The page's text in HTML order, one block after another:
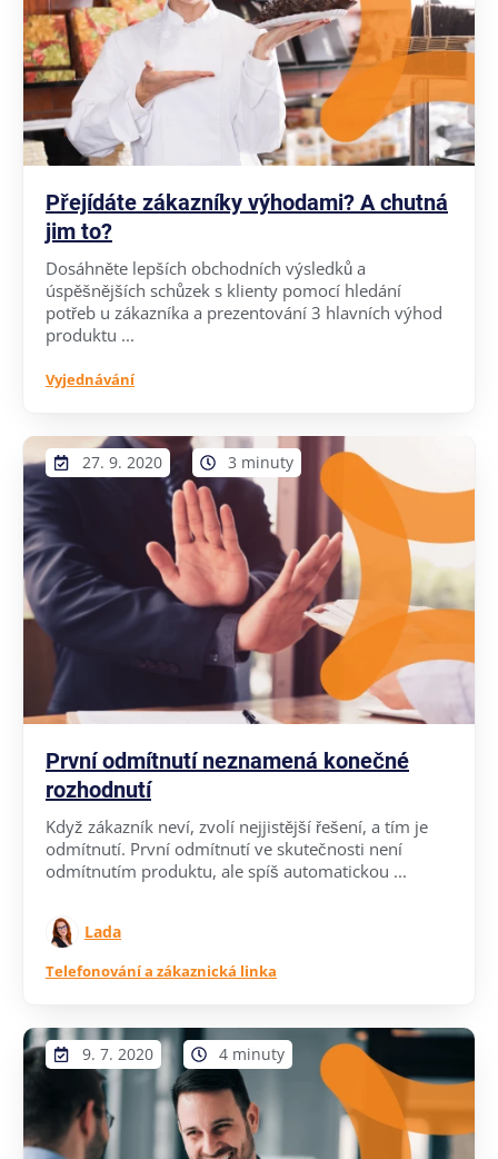
Přejídáte zákazníky výhodami? A chutná
jim to?
Dosáhněte lepších obchodních výsledků a
úspěšnějších schůzek s klienty pomocí hledání
potřeb u zákazníka a prezentování 3 hlavních výhod
produktu ...
Vyjednávání
27. 9. 2020 3 minuty
První odmítnutí neznamená konečné
rozhodnutí
Když zákazník neví, zvolí nejjistější řešení, a tím je
odmítnutí. První odmítnutí ve skutečnosti není
odmítnutím produktu, ale spíš automatickou ...
Lada
Telefonování a zákaznická linka
9. 7. 2020 4 minuty